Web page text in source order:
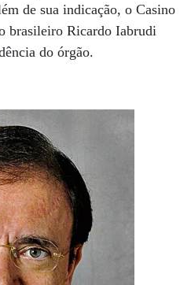
de sua indicação, o Casino
brasileiro Ricardo Iabrudi
do órgão.